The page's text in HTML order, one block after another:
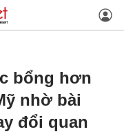
bổng hơn
nhờ bài
đổi quan